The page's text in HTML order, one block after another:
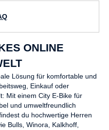
ONLINE
Lösung für komfortable und
Einkauf oder
Mit einem City E-Bike für
und umweltfreundlich
du hochwertige Herren
Bulls, Winora, Kalkhoff,